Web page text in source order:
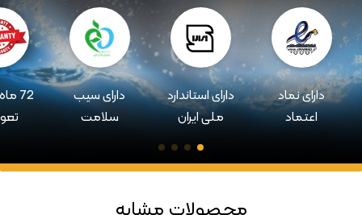
دارای نماد
اعتماد
دارای استاندارد
ملی ایران
دارای سیب
سلامت
72
محصولات مشابه